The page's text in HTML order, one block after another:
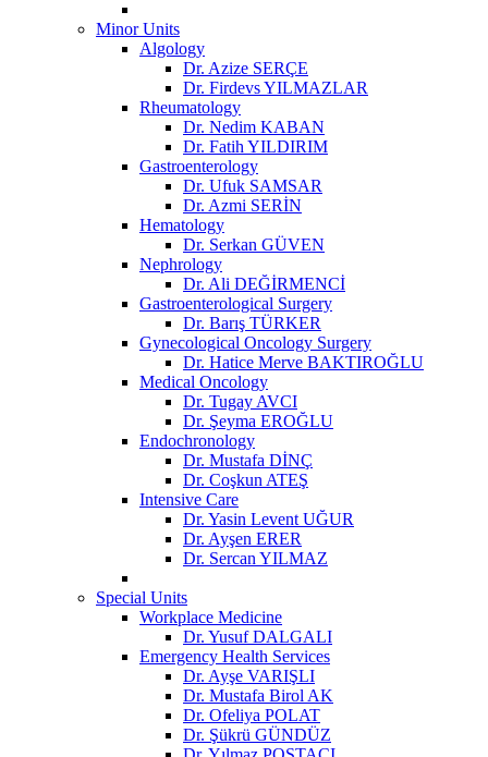
Minor Units
Algology
Dr. Azize SERÇE
Dr. Firdevs YILMAZLAR
Rheumatology
Dr. Nedim KABAN
Dr. Fatih YILDIRIM
Gastroenterology
Dr. Ufuk SAMSAR
Dr. Azmi SERİN
Hematology
Dr. Serkan GÜVEN
Nephrology
Dr. Ali DEĞİRMENCİ
Gastroenterological Surgery
Dr. Barış TÜRKER
Gynecological Oncology Surgery
Dr. Hatice Merve BAKTIROĞLU
Medical Oncology
Dr. Tugay AVCI
Dr. Şeyma EROĞLU
Endochronology
Dr. Mustafa DİNÇ
Dr. Coşkun ATEŞ
Intensive Care
Dr. Yasin Levent UĞUR
Dr. Ayşen ERER
Dr. Sercan YILMAZ
Special Units
Workplace Medicine
Dr. Yusuf DALGALI
Emergency Health Services
Dr. Ayşe VARIŞLI
Dr. Mustafa Birol AK
Dr. Ofeliya POLAT
Dr. Şükrü GÜNDÜZ